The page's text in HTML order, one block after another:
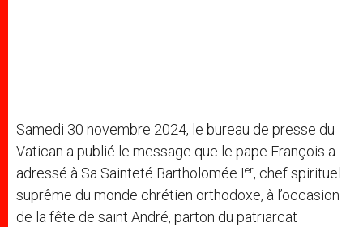
Samedi 30 novembre 2024, le bureau de presse du
Vatican a publié le message que le pape François a
adressé à Sa Sainteté Bartholomée Ier, chef spirituel
suprême du monde chrétien orthodoxe, à l’occasion
de la fête de saint André, parton du patriarcat